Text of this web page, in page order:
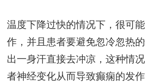
温度下降过快的情况下，很可
作，并且患者要避免忽冷忽热
出一身汗直接去冲凉，这种情
者神经变化从而导致癫痫的发